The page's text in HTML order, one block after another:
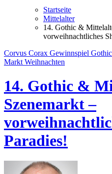
Startseite
Mittelalter
14. Gothic &
vorweihnachtliches
Corvus Corax Gewinnspiel
Markt Weihnachten
14. Gothic &
Szenemarkt –
Paradies!